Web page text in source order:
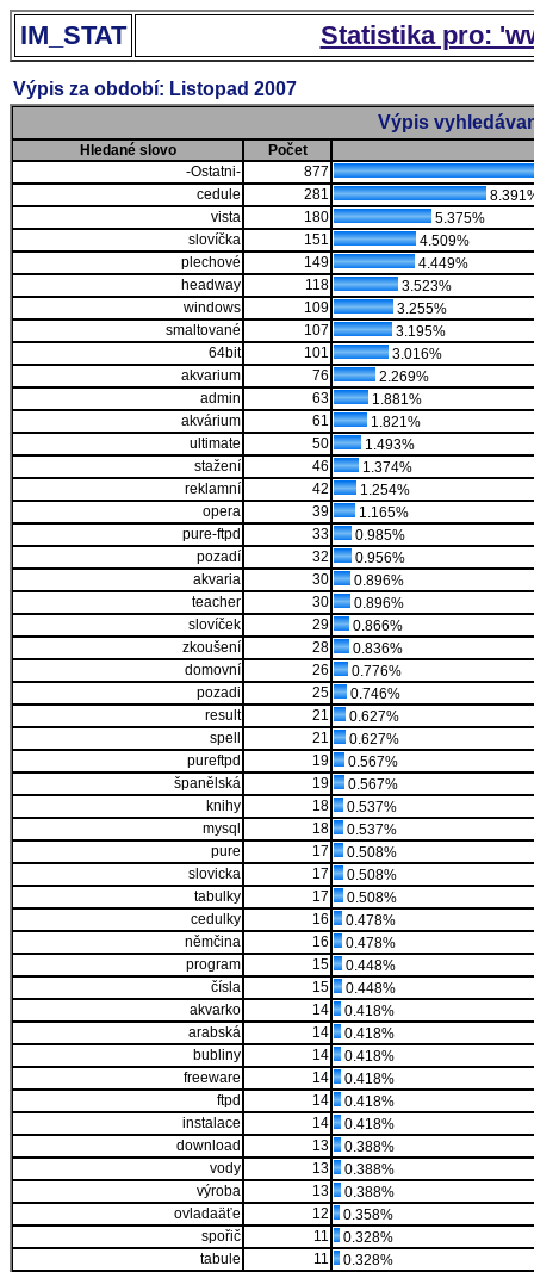
IM_STAT Statistika pro:
Výpis za období: Listopad 2007
Výpis
Hledané slovo
Počet
-Ostatni-
877
cedule
281
vista
180
5.375%
slovíčka
151
4.509%
plechové
149
4.449%
headway
118
3.523%
windows
109
3.255%
smaltované
107
3.195%
64bit
101
3.016%
akvarium
76
2.269%
admin
63
1.881%
akvárium
61
1.821%
ultimate
50
1.493%
stažení
46
1.374%
reklamní
42
1.254%
opera
39
1.165%
pure-ftpd
33
0.985%
pozadí
32
0.956%
akvaria
30
0.896%
teacher
30
0.896%
slovíček
29
0.866%
zkoušení
28
0.836%
domovní
26
0.776%
pozadi
25
0.746%
result
21
0.627%
spell
21
0.627%
pureftpd
19
0.567%
španělská
19
0.567%
knihy
18
0.537%
mysql
18
0.537%
pure
17
0.508%
slovicka
17
0.508%
tabulky
17
0.508%
cedulky
16
0.478%
němčina
16
0.478%
program
15
0.448%
čísla
15
0.448%
akvarko
14
0.418%
arabská
14
0.418%
bubliny
14
0.418%
freeware
14
0.418%
ftpd
14
0.418%
instalace
14
0.418%
download
13
0.388%
vody
13
0.388%
výroba
13
0.388%
ovladaäťe
12
0.358%
spořič
11
0.328%
tabule
11
0.328%